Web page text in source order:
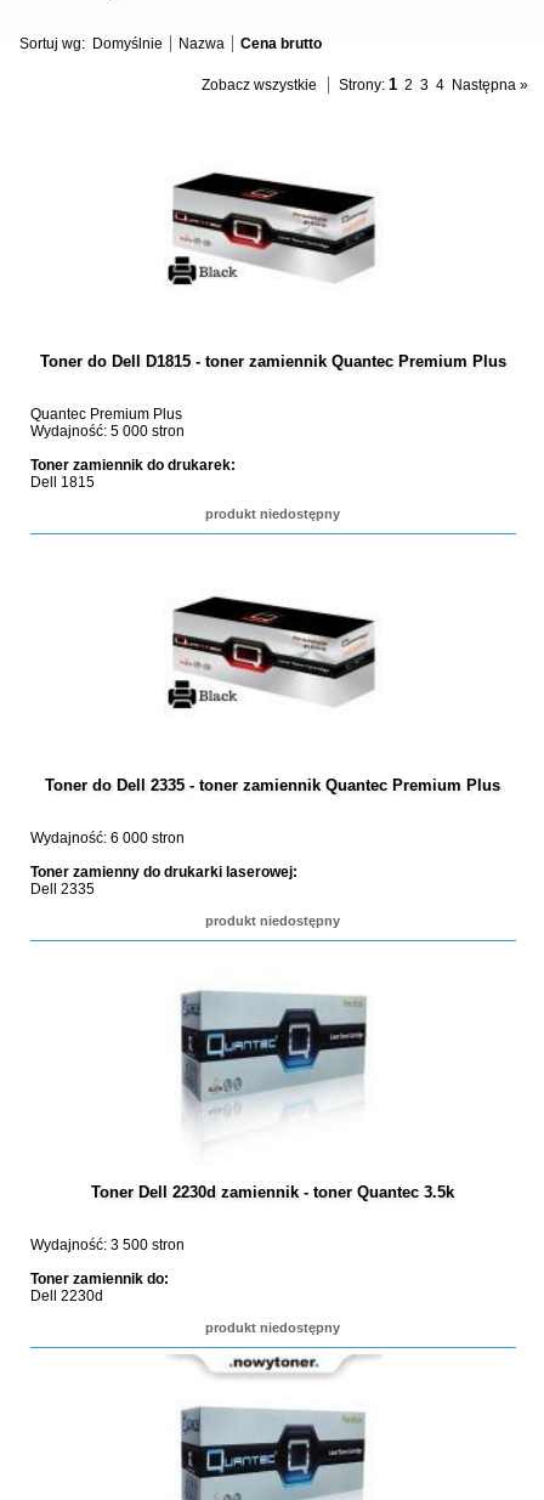
Sortuj wg: Domyślnie Nazwa Cena brutto
Zobacz wszystkie Strony: 1 2 3 4 Następna »
Toner do Dell D1815 - toner zamiennik Quantec Premium Plus
Quantec Premium Plus
Wydajność: 5 000 stron
Toner zamiennik do drukarek:
Dell 1815
produkt niedostępny
Toner do Dell 2335 - toner zamiennik Quantec Premium Plus
Wydajność: 6 000 stron
Toner zamienny do drukarki laserowej:
Dell 2335
produkt niedostępny
Toner Dell 2230d zamiennik - toner Quantec 3.5k
Wydajność: 3 500 stron
Toner zamiennik do:
Dell 2230d
produkt niedostępny